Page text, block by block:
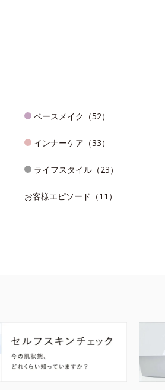
ベースメイク（52）
インナーケア（33）
ライフスタイル（23）
お客様エピソード（11）